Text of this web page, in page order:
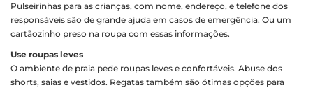
Pulseirinhas para as crianças, com nome, endereço, e telefone dos
responsáveis são de grande ajuda em casos de emergência. Ou um
cartãozinho preso na roupa com essas informações.
Use roupas leves
O ambiente de praia pede roupas leves e confortáveis. Abuse dos
shorts, saias e vestidos. Regatas também são ótimas opções para